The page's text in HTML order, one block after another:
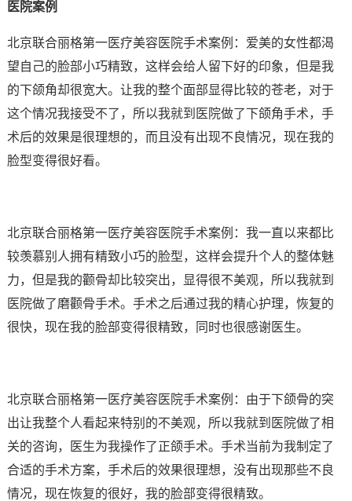
医院案例
北京联合丽格第一医疗美容医院手术案例：爱美的女性都渴
望自己的脸部小巧精致，这样会给人留下好的印象，但是我
的下颌角却很宽大。让我的整个面部显得比较的苍老，对于
这个情况我接受不了，所以我就到医院做了下颌角手术，手
术后的效果是很理想的，而且没有出现不良情况，现在我的
脸型变得很好看。
北京联合丽格第一医疗美容医院手术案例：我一直以来都比
较羡慕别人拥有精致小巧的脸型，这样会提升个人的整体魅
力，但是我的颧骨却比较突出，显得很不美观，所以我就到
医院做了磨颧骨手术。手术之后通过我的精心护理，恢复的
很快，现在我的脸部变得很精致，同时也很感谢医生。
北京联合丽格第一医疗美容医院手术案例：由于下颌骨的突
出让我整个人看起来特别的不美观，所以我就到医院做了相
关的咨询，医生为我操作了正颌手术。手术当前为我制定了
合适的手术方案，手术后的效果很理想，没有出现那些不良
情况，现在恢复的很好，我的脸部变得很精致。